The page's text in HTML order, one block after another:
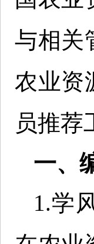
与相关
农业资
员推荐
一、
1.学